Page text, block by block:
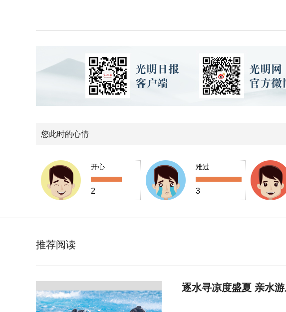
您此时的心情
开心
2
难过
3
推荐阅读
逐水寻凉度盛夏 亲水